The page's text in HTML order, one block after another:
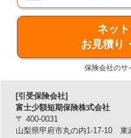
【特長3】熱中症の一
熱中症で2日以上入院した
症一時金50,000円をお支払
■保障内容
病気やケガで、入院や手術
ンは、「ナンバーワン」と
ネット
お見積り
保険会社のサ
[引受保険会社]
富士少額短期保険株式会社
〒 400-0031
山梨県甲府市丸の内1-17-10 東